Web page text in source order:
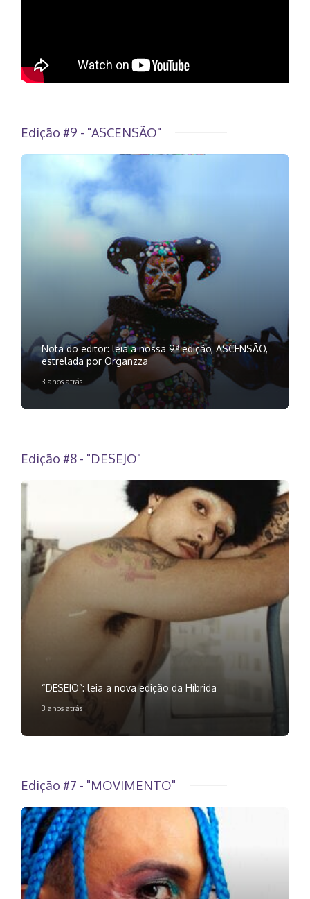
Edição #9 - "ASCENSÃO"
Nota do editor: leia a nossa 9ª edição, ASCENSÃO,
estrelada por Organzza
3 anos atrás
Edição #8 - "DESEJO"
“DESEJO”: leia a nova edição da Híbrida
3 anos atrás
Edição #7 - "MOVIMENTO"